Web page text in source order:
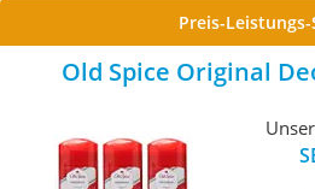
Preis-Leistungs-
Old Spice Original